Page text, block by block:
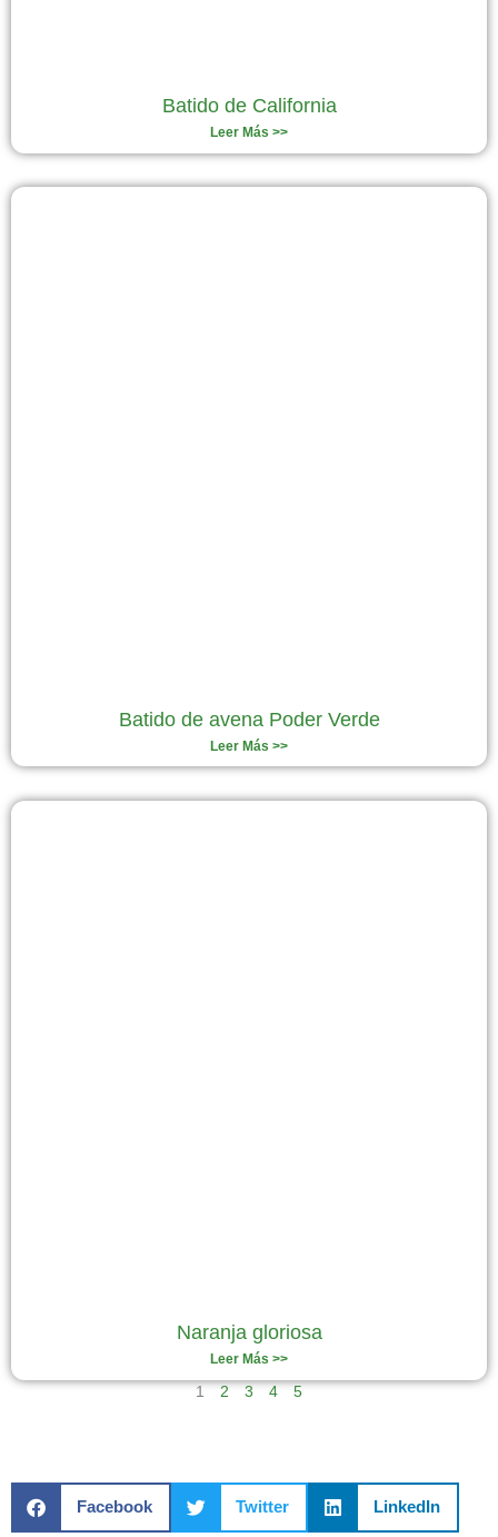
Batido de California
Leer Más >>
Batido de avena Poder Verde
Leer Más >>
Naranja gloriosa
Leer Más >>
1 2 3 4 5
Facebook Twitter LinkedIn